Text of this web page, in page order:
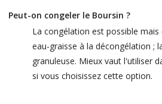
Peut-on congeler le Boursin ?
La congélation est possible
eau-graisse à la décongélation ;
granuleuse. Mieux vaut l'utiliser
si vous choisissez cette option.